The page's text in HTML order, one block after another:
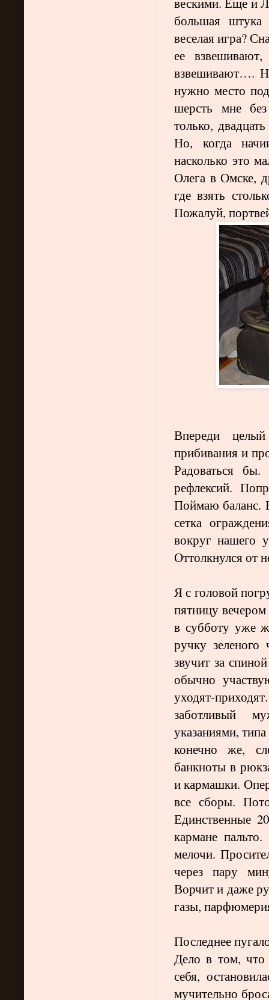
большая
веселая игра?
ее
взвешивают….
нужно место
шерсть мне
только,
Но, когда
насколько это
Олега в Омске,
где взять
Пожалуй,
Впереди
прибивания и
Радоваться
рефлексий.
Поймаю баланс.
сетка
вокруг нашего
Оттолкнулся от
Я с головой
пятницу
в субботу уже
ручку
звучит за
обычно
уходят-
заботливый
указаниями,
конечно же,
банкноты в
и кармашки.
все сборы.
Единственные
кармане
мелочи.
через пару
Ворчит и даже
газы,
Последнее
Дело в том, что
себя,
мучительно